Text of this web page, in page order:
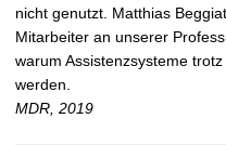
nicht genutzt. Matthias
Mitarbeiter an unserer
warum Assistenzsysteme
werden.
MDR, 2019